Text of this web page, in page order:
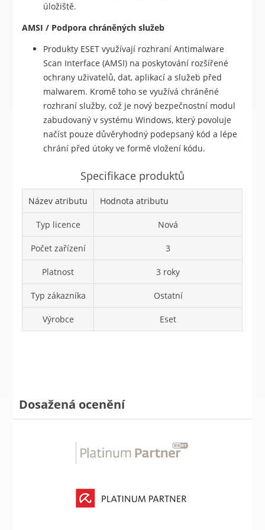
úložiště.
AMSI / Podpora chráněných služeb
Produkty ESET využívají rozhraní Antimalware
Scan Interface (AMSI) na poskytování rozšířené
ochrany uživatelů, dat, aplikací a služeb před
malwarem. Kromě toho se využívá chráněné
rozhraní služby, což je nový bezpečnostní modul
zabudovaný v systému Windows, který povoluje
načíst pouze důvěryhodný podepsaný kód a lépe
chrání před útoky ve formě vložení kódu.
Specifikace produktů
Název atributu Hodnota atributu
Typ licence Nová
Počet zařízení 3
Platnost 3 roky
Typ zákazníka Ostatní
Výrobce Eset
Dosažená ocenění